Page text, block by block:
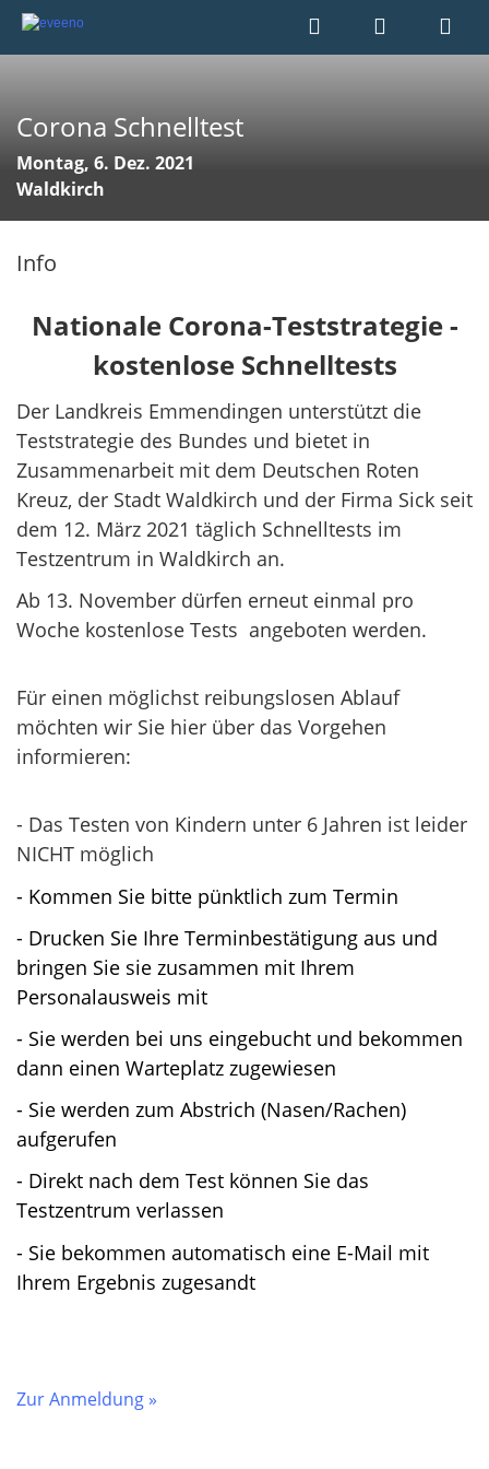
Corona Schnelltest
Montag, 6. Dez. 2021
Waldkirch
Info
Nationale Corona-Teststrategie -
kostenlose Schnelltests
Der Landkreis Emmendingen unterstützt die
Teststrategie des Bundes und bietet in
Zusammenarbeit mit dem Deutschen Roten
Kreuz, der Stadt Waldkirch und der Firma Sick seit
dem 12. März 2021 täglich Schnelltests im
Testzentrum in Waldkirch an.
Ab 13. November dürfen erneut einmal pro
Woche kostenlose Tests angeboten werden.
Für einen möglichst reibungslosen Ablauf
möchten wir Sie hier über das Vorgehen
informieren:
- Das Testen von Kindern unter 6 Jahren ist leider
NICHT möglich
- Kommen Sie bitte pünktlich zum Termin
- Drucken Sie Ihre Terminbestätigung aus und
bringen Sie sie zusammen mit Ihrem
Personalausweis mit
- Sie werden bei uns eingebucht und bekommen
dann einen Warteplatz zugewiesen
- Sie werden zum Abstrich (Nasen/Rachen)
aufgerufen
- Direkt nach dem Test können Sie das
Testzentrum verlassen
- Sie bekommen automatisch eine E-Mail mit
Ihrem Ergebnis zugesandt
Zur Anmeldung »